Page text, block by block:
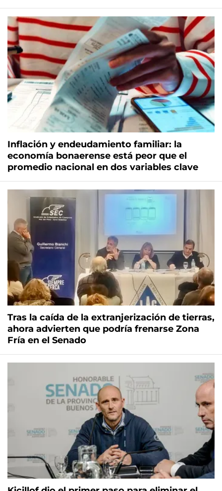
Inflación y endeudamiento familiar: la
economía bonaerense está peor que el
promedio nacional en dos variables clave
Tras la caída de la extranjerización de tierras,
ahora advierten que podría frenarse Zona
Fría en el Senado